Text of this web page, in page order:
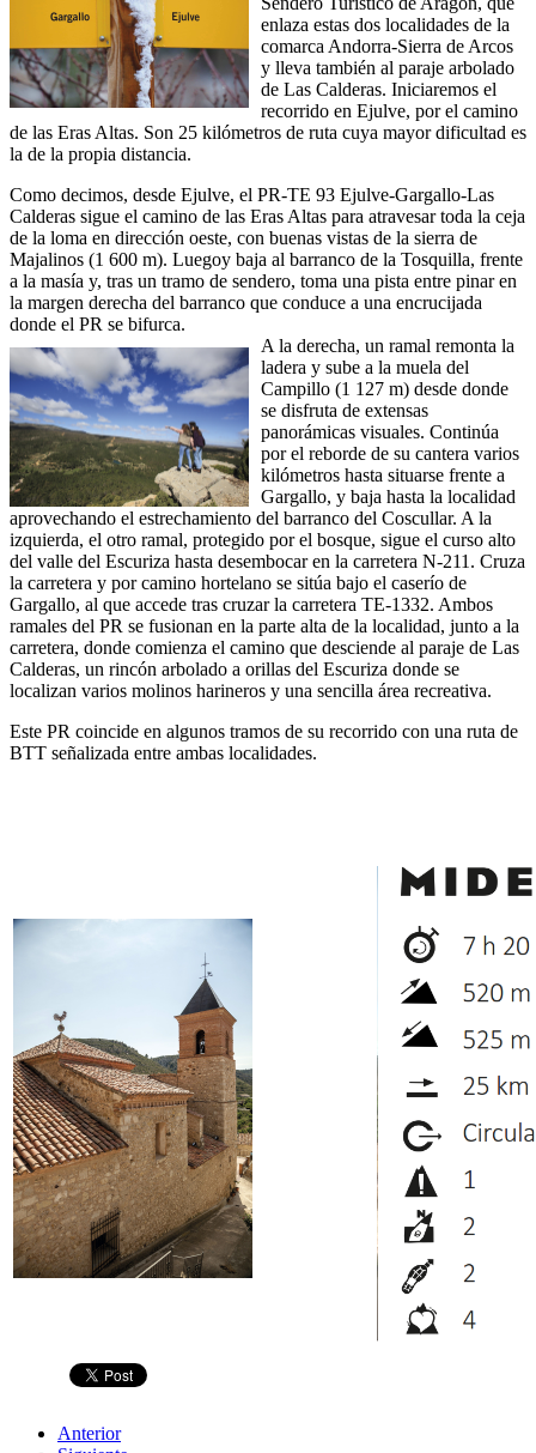
enlaza estas dos localidades de la
comarca Andorra-Sierra de Arcos
y lleva también al paraje arbolado
de Las Calderas. Iniciaremos el
recorrido en Ejulve, por el camino
de las Eras Altas. Son 25 kilómetros de ruta cuya mayor dificultad es
la de la propia distancia.
Como decimos, desde Ejulve, el PR-TE 93 Ejulve-Gargallo-Las
Calderas sigue el camino de las Eras Altas para atravesar toda la ceja
de la loma en dirección oeste, con buenas vistas de la sierra de
Majalinos (1 600 m). Luegoy baja al barranco de la Tosquilla, frente
a la masía y, tras un tramo de sendero, toma una pista entre pinar en
la margen derecha del barranco que conduce a una encrucijada
donde el PR se bifurca.
A la derecha, un ramal remonta la
ladera y sube a la muela del
Campillo (1 127 m) desde donde
se disfruta de extensas
panorámicas visuales. Continúa
por el reborde de su cantera varios
kilómetros hasta situarse frente a
Gargallo, y baja hasta la localidad
aprovechando el estrechamiento del barranco del Coscullar. A la
izquierda, el otro ramal, protegido por el bosque, sigue el curso alto
del valle del Escuriza hasta desembocar en la carretera N-211. Cruza
la carretera y por camino hortelano se sitúa bajo el caserío de
Gargallo, al que accede tras cruzar la carretera TE-1332. Ambos
ramales del PR se fusionan en la parte alta de la localidad, junto a la
carretera, donde comienza el camino que desciende al paraje de Las
Calderas, un rincón arbolado a orillas del Escuriza donde se
localizan varios molinos harineros y una sencilla área recreativa.
Este PR coincide en algunos tramos de su recorrido con una ruta de
BTT señalizada entre ambas localidades.
Anterior